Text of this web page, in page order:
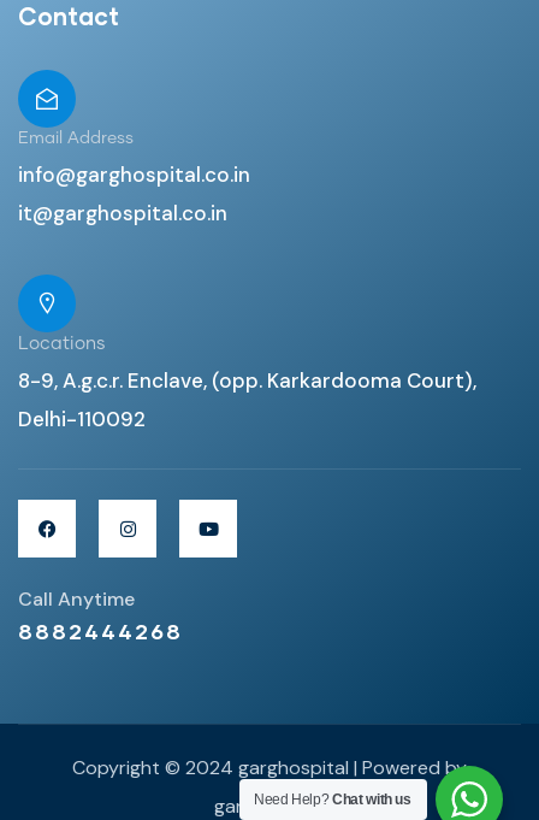
Contact
Email Address
info@garghospital.co.in
it@garghospital.co.in
Locations
8-9, A.g.c.r. Enclave, (opp. Karkardooma Court),
Delhi-110092
Call Anytime
8882444268
Copyright © 2024 garghospital | Powered by
garghospital
Need Help?Chat with us